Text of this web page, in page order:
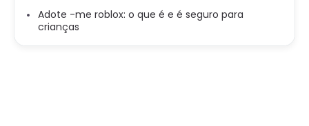
Adote -me roblox: o que é e é seguro para
crianças